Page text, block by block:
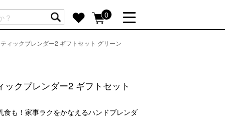
0
トには商品が入っていません。
出産祝い
新築・引越し祝い
ィックブレンダー2 ギフトセット グリーン
クブレンダー2 ギフトセット
も！家事ラクをかなえるハンドブレンダ